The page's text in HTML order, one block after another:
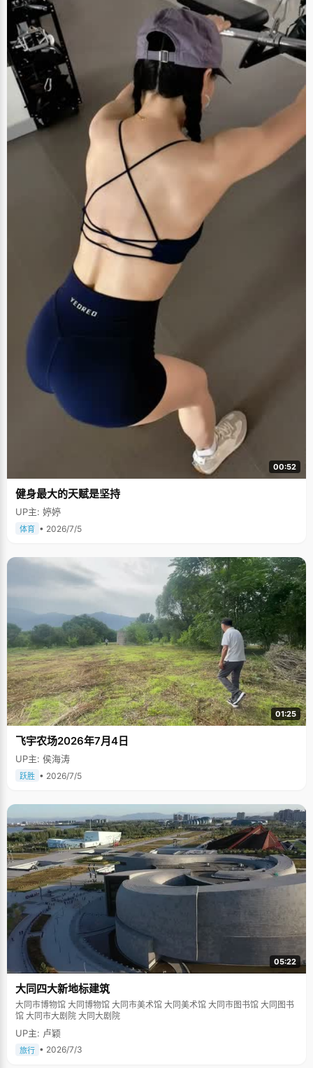
00:52
健身最大的天赋是坚持
UP主: 婷婷
体育 • 2026/7/5
01:25
飞宇农场2026年7月4日
UP主: 侯海涛
跃胜 • 2026/7/5
05:22
大同四大新地标建筑
大同市博物馆 大同博物馆 大同市美术馆 大同美术馆 大同市图书馆 大同图书
馆 大同市大剧院 大同大剧院
UP主: 卢颖
旅行 • 2026/7/3